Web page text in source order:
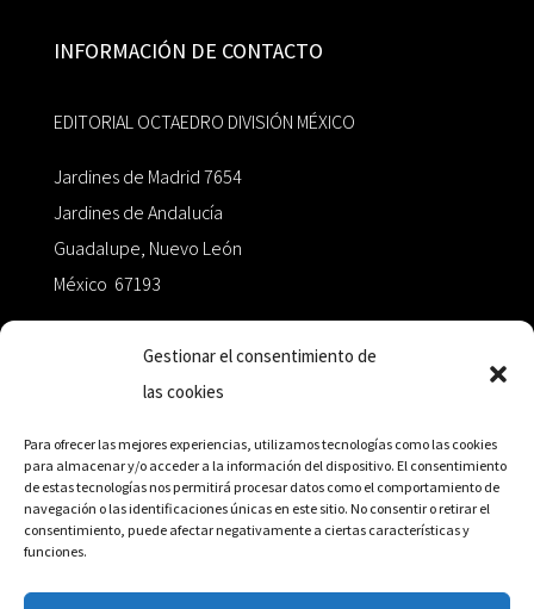
Gestionar el consentimiento de
las cookies
Para ofrecer las mejores experiencias, utilizamos tecnologías como las cookies
para almacenar y/o acceder a la información del dispositivo. El consentimiento
de estas tecnologías nos permitirá procesar datos como el comportamiento de
navegación o las identificaciones únicas en este sitio. No consentir o retirar el
consentimiento, puede afectar negativamente a ciertas características y
funciones.
INFORMACIÓN DE CONTACTO
EDITORIAL OCTAEDRO DIVISIÓN MÉXICO
Jardines de Madrid 7654
Jardines de Andalucía
Guadalupe, Nuevo León
México 67193
+52 811.499.5638
RED DE DISTRIBUCIÓN